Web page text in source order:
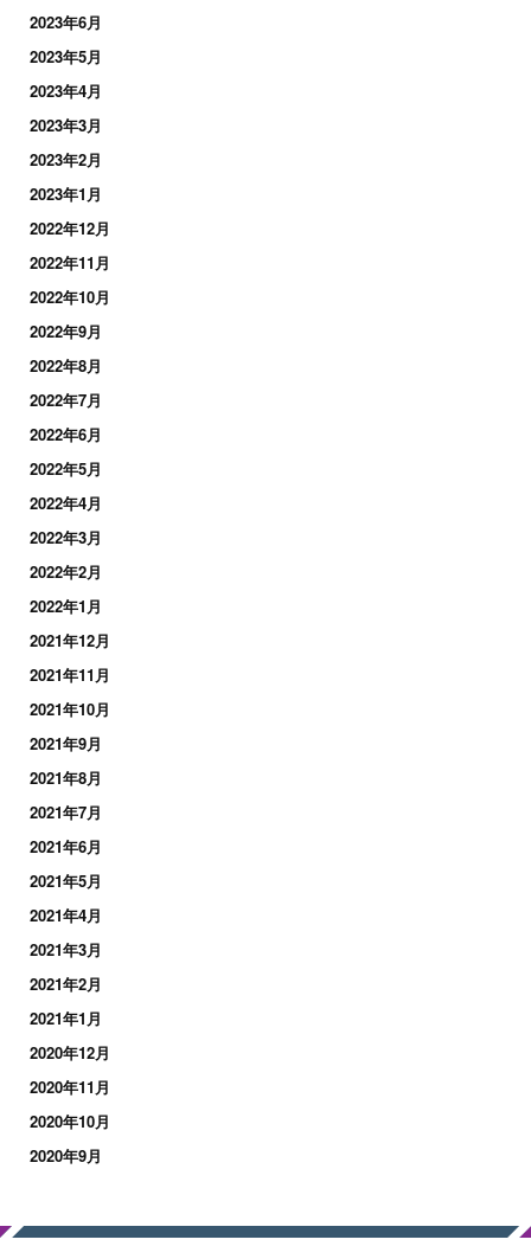
2023年6月
2023年5月
2023年4月
2023年3月
2023年2月
2023年1月
2022年12月
2022年11月
2022年10月
2022年9月
2022年8月
2022年7月
2022年6月
2022年5月
2022年4月
2022年3月
2022年2月
2022年1月
2021年12月
2021年11月
2021年10月
2021年9月
2021年8月
2021年7月
2021年6月
2021年5月
2021年4月
2021年3月
2021年2月
2021年1月
2020年12月
2020年11月
2020年10月
2020年9月